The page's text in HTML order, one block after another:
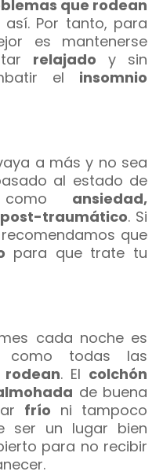
que rodean
así. Por tanto, para
es mantenerse
relajado y sin
el insomnio
a más y no sea
al estado de
como ansiedad,
traumático. Si
que
para que trate tu
cada noche es
como todas las
. El colchón
de buena
frío ni tampoco
ser un lugar bien
para no recibir